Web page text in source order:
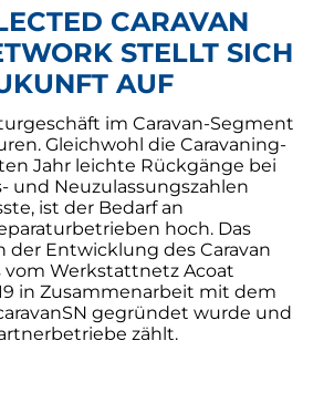
CARAVAN
STELLT SICH
AUF
im Caravan-Segment
Gleichwohl die Caravaning-
Jahr leichte Rückgänge bei
und Neuzulassungszahlen
ist der Bedarf an
hoch. Das
der Entwicklung des Caravan
vom Werkstattnetz Acoat
in Zusammenarbeit mit dem
gegründet wurde und
zählt.